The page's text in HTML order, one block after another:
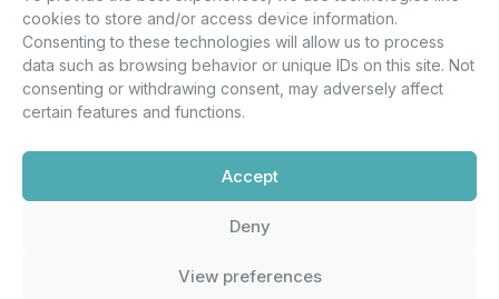
cookies to store and/or access device information.
Consenting to these technologies will allow us to process
data such as browsing behavior or unique IDs on this site. Not
consenting or withdrawing consent, may adversely affect
certain features and functions.
Accept
Deny
View preferences
Κηφισιά Τ.Κ. 14561
Secretary & Investor
Relations – Τμήμα
Μετοχολογίου –
Ανακοινώσεων
m.printsiou@andromeda.eu
210 62 89 341